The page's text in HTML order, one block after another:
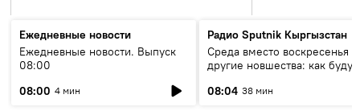
Ежедневные новости
Ежедневные новости. Выпуск
08:00
08:00 4 мин
Радио Sputnik Кыргызстан
Среда вместо воскресенья и
другие новшества: как будут
08:04 38 мин